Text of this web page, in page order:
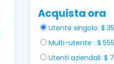
Acquista ora
Utente singolo: $
Multi-utente : $
Utenti aziendali: $